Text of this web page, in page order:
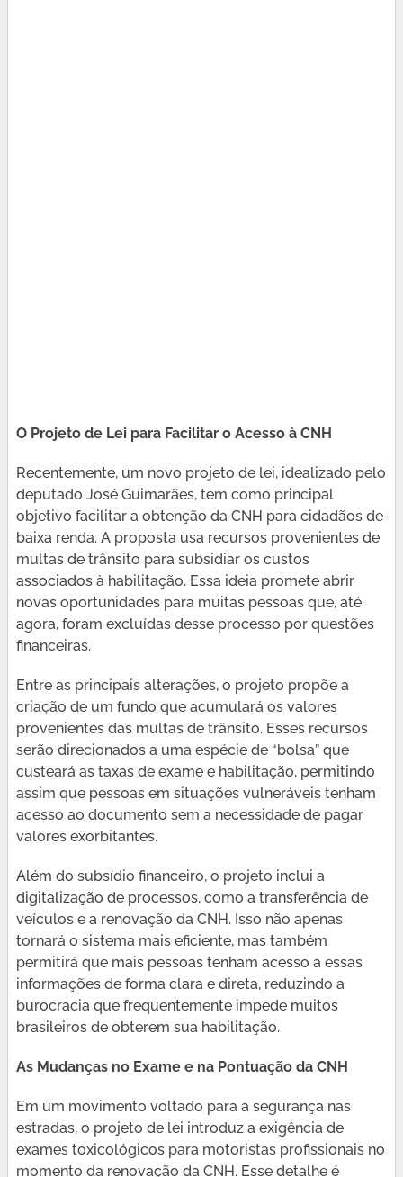
O Projeto de Lei para Facilitar o Acesso à CNH
Recentemente, um novo projeto de lei, idealizado pelo
deputado José Guimarães, tem como principal
objetivo facilitar a obtenção da CNH para cidadãos de
baixa renda. A proposta usa recursos provenientes de
multas de trânsito para subsidiar os custos
associados à habilitação. Essa ideia promete abrir
novas oportunidades para muitas pessoas que, até
agora, foram excluídas desse processo por questões
financeiras.
Entre as principais alterações, o projeto propõe a
criação de um fundo que acumulará os valores
provenientes das multas de trânsito. Esses recursos
serão direcionados a uma espécie de “bolsa” que
custeará as taxas de exame e habilitação, permitindo
assim que pessoas em situações vulneráveis tenham
acesso ao documento sem a necessidade de pagar
valores exorbitantes.
Além do subsídio financeiro, o projeto inclui a
digitalização de processos, como a transferência de
veículos e a renovação da CNH. Isso não apenas
tornará o sistema mais eficiente, mas também
permitirá que mais pessoas tenham acesso a essas
informações de forma clara e direta, reduzindo a
burocracia que frequentemente impede muitos
brasileiros de obterem sua habilitação.
As Mudanças no Exame e na Pontuação da CNH
Em um movimento voltado para a segurança nas
estradas, o projeto de lei introduz a exigência de
exames toxicológicos para motoristas profissionais no
momento da renovação da CNH. Esse detalhe é